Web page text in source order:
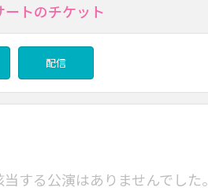
トのチケット
配信
当する公演はありませんでした。